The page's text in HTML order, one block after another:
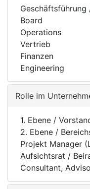
Board
Operations
Vertrieb
Finanzen
Engineering
Rolle im
1. Ebene /
2. Ebene /
Projekt Manager
Aufsichtsrat /
Consultant,